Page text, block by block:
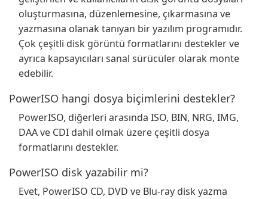
oluşturmasına, düzenlemesine, çıkarmasına ve
yazmasına olanak tanıyan bir yazılım programıdır.
Çok çeşitli disk görüntü formatlarını destekler ve
ayrıca kapsayıcıları sanal sürücüler olarak monte
edebilir.
PowerISO hangi dosya biçimlerini destekler?
PowerISO, diğerleri arasında ISO, BIN, NRG, IMG,
DAA ve CDI dahil olmak üzere çeşitli dosya
formatlarını destekler.
PowerISO disk yazabilir mi?
Evet, PowerISO CD, DVD ve Blu-ray disk yazma